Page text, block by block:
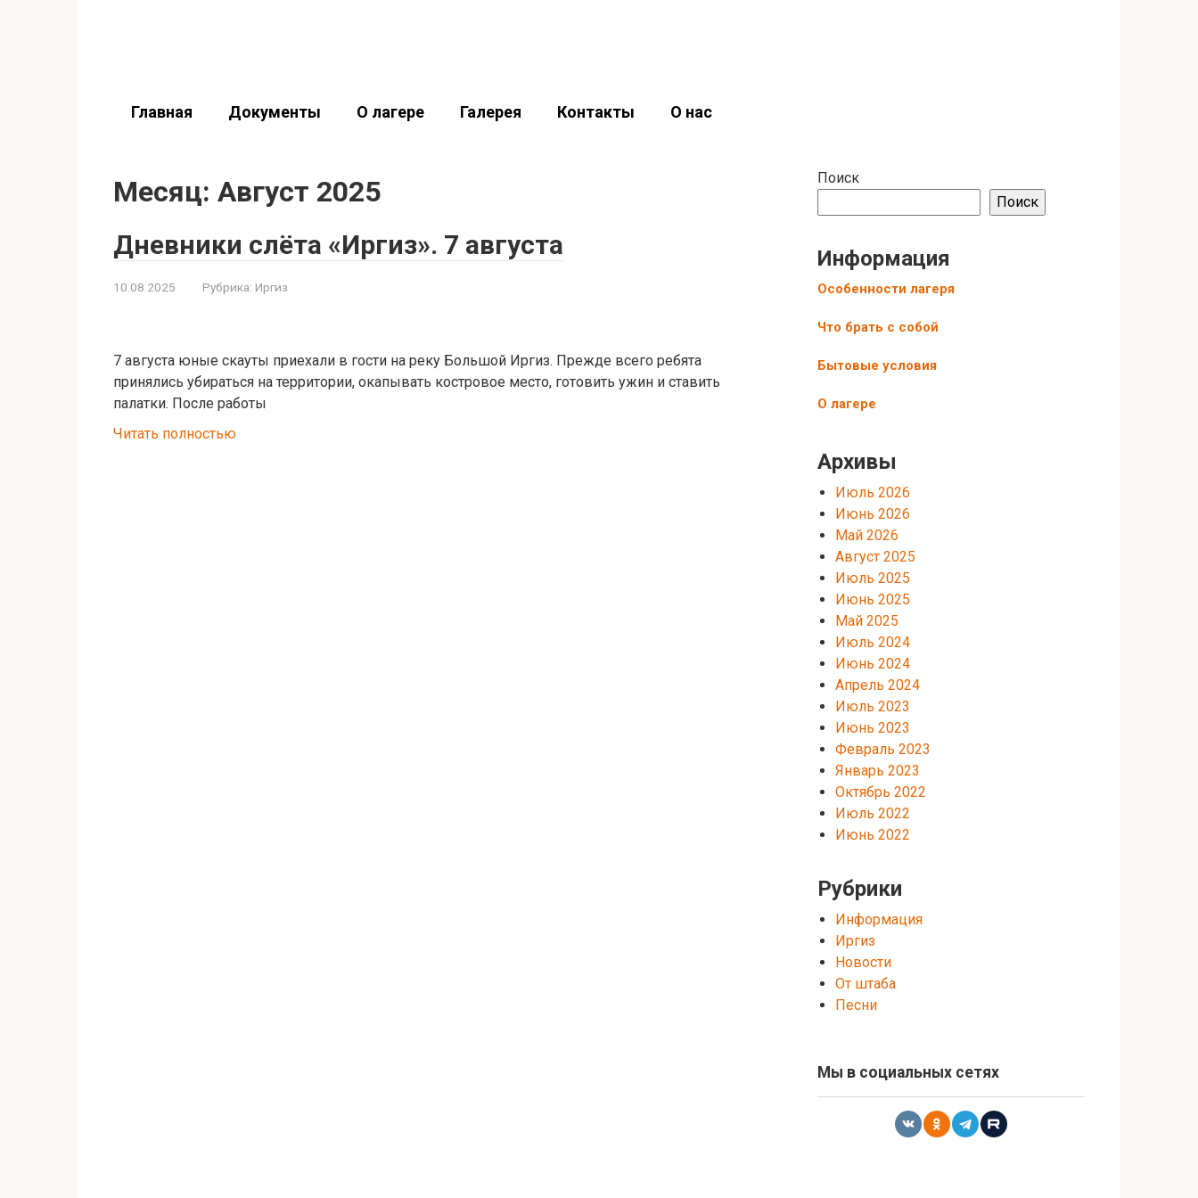
Главная Документы О лагере Галерея Контакты О нас
Месяц: Август 2025
Дневники слёта «Иргиз». 7 августа
10.08.2025 Рубрика: Иргиз
7 августа юные скауты приехали в гости на реку Большой Иргиз. Прежде всего ребята
принялись убираться на территории, окапывать костровое место, готовить ужин и ставить
палатки. После работы
Читать полностью
Поиск
Поиск
Информация
Особенности лагеря
Что брать с собой
Бытовые условия
О лагере
Архивы
Июль 2026
Июнь 2026
Май 2026
Август 2025
Июль 2025
Июнь 2025
Май 2025
Июль 2024
Июнь 2024
Апрель 2024
Июль 2023
Июнь 2023
Февраль 2023
Январь 2023
Октябрь 2022
Июль 2022
Июнь 2022
Рубрики
Информация
Иргиз
Новости
От штаба
Песни
Мы в социальных сетях